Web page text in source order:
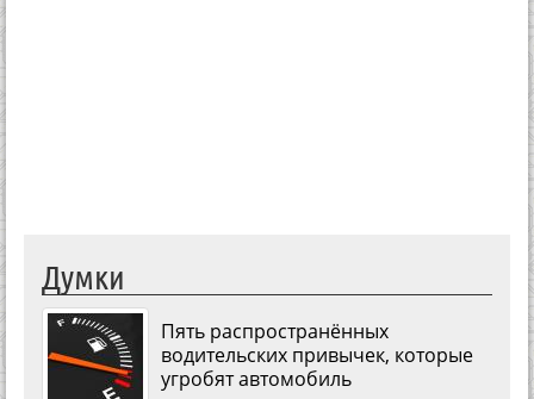
Думки
Пять распространённых
водительских привычек, которые
угробят автомобиль